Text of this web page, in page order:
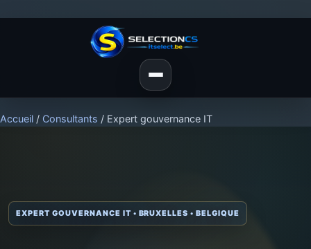
Accueil / Consultants / Expert gouvernance IT
EXPERT GOUVERNANCE IT • BRUXELLES • BELGIQUE